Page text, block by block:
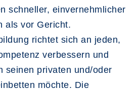
schneller, einvernehmlicher
als vor Gericht.
richtet sich an jeden,
verbessern und
seinen privaten und/oder
möchte. Die